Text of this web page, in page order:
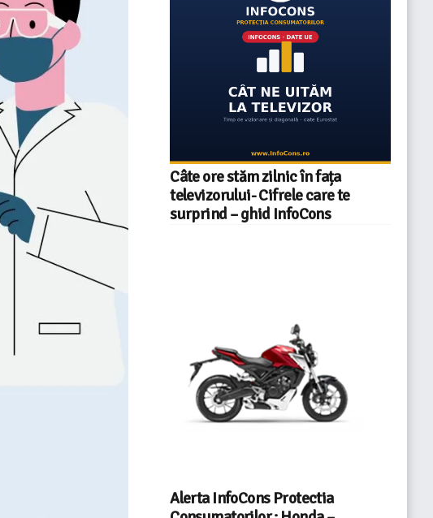
Câte ore stăm zilnic în fața
televizorului- Cifrele care te
surprind – ghid InfoCons
Alerta InfoCons Protectia